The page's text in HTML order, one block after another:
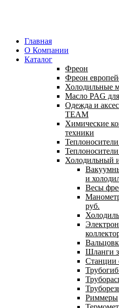
Главная
О Компании
Каталог
Фреон
Фреон
Холодильные
Масло PAG
Одежда и
TEAM
Химические
техники
Холодильный
и
Весы
руб.
Шланги
Станции
Риммеры